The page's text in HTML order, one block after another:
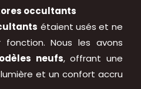
occultants
étaient usés et ne
fonction. Nous les avons
neufs, offrant une
et un confort accru